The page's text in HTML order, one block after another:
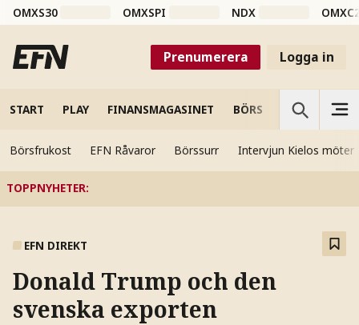
OMXS30 OMXSPI NDX
Prenumerera Logga in
START PLAY FINANSMAGASINET BÖRS VETENSKAP
Börsfrukost EFN Råvaror Börssurr Intervjun Kielos möter
TOPPNYHETER:
EFN DIREKT
Donald Trump och den
svenska exporten